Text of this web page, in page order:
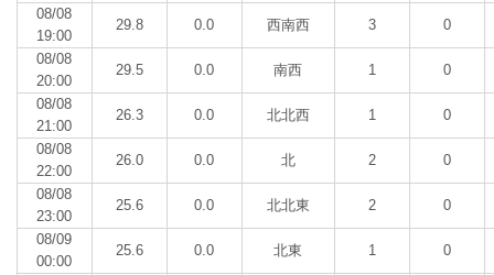
08/08
19:00
29.8 0.0 西南西 3 0
08/08
20:00
29.5 0.0 南西 1 0
08/08
21:00
26.3 0.0 北北西 1 0
08/08
22:00
26.0 0.0 北 2 0
08/08
23:00
25.6 0.0 北北東 2 0
08/09
00:00
25.6 0.0 北東 1 0